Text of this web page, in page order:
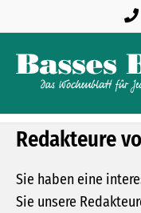
Redakteure
Sie haben eine
Sie unsere